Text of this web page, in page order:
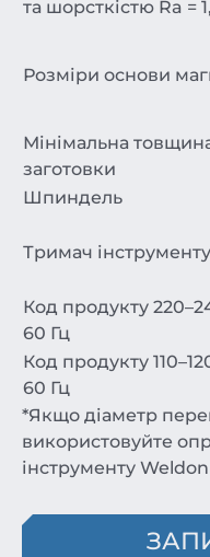
та шорсткістю Ra =
Розміри основи
Мінімальна
заготовки
Шпиндель
Тримач інструменту
Код продукту
60 Гц
Код продукту
60 Гц
*Якщо діаметр
використовуйте
інструменту